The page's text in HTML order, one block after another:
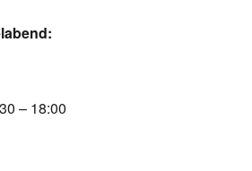
– 18:00